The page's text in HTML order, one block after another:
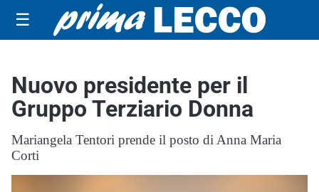
☰
Nuovo presidente per il
Gruppo Terziario Donna
Mariangela Tentori prende il posto di Anna Maria
Corti